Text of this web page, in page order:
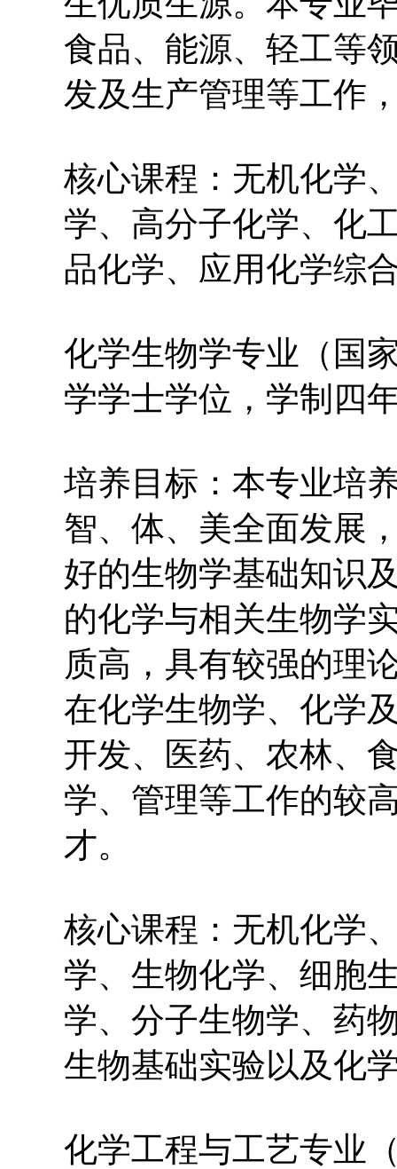
食品、能源、轻工等
发及生产管理等工作
核心课程：无机化学
学、高分子化学、化
品化学、应用化学综
化学生物学专业（国
学学士学位，学制四
培养目标：本专业培
智、体、美全面发展
好的生物学基础知识
的化学与相关生物学
质高，具有较强的理
在化学生物学、化学
开发、医药、农林、
学、管理等工作的较
才。
核心课程：无机化学
学、生物化学、细胞
学、分子生物学、药
生物基础实验以及化
化学工程与工艺专业